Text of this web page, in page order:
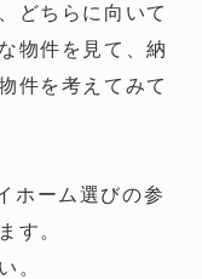
どちらに向いて
物件を見て、納
件を考えてみて
ホーム選びの参
す。
。